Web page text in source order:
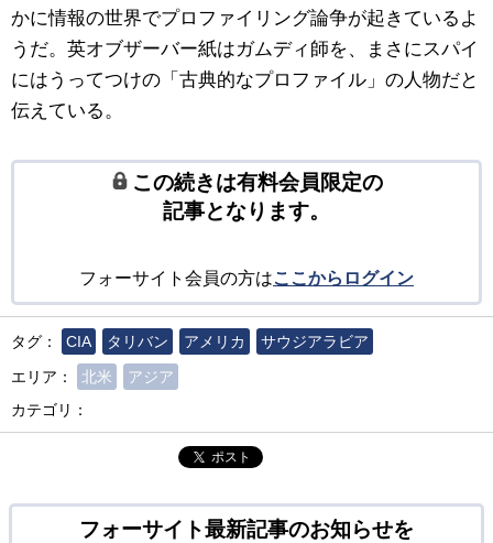
かに情報の世界でプロファイリング論争が起きているよ
うだ。英オブザーバー紙はガムディ師を、まさにスパイ
にはうってつけの「古典的なプロファイル」の人物だと
伝えている。
この続きは有料会員限定の
記事となります。
フォーサイト会員の方はここからログイン
タグ： CIA タリバン アメリカ
サウジアラビア
エリア：
北米
アジア
カテゴリ：
ポスト
フォーサイト最新記事のお知らせを